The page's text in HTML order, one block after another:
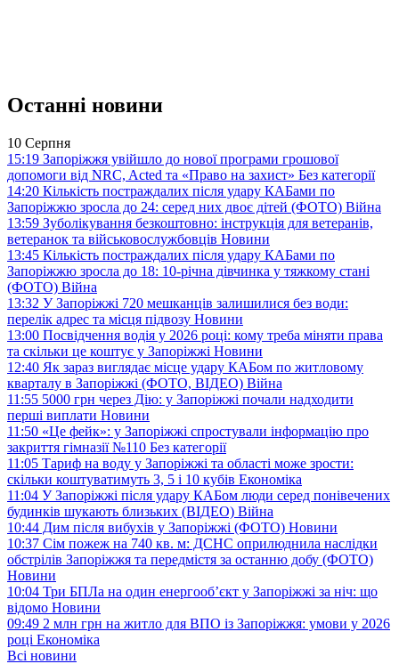
Останні новини
10 Серпня
15:19 Запоріжжя увійшло до нової програми грошової
допомоги від NRC, Acted та «Право на захист» Без категорії
14:20 Кількість постраждалих після удару КАБами по
Запоріжжю зросла до 24: серед них двоє дітей (ФОТО) Війна
13:59 Зуболікування безкоштовно: інструкція для ветеранів,
ветеранок та військовослужбовців Новини
13:45 Кількість постраждалих після удару КАБами по
Запоріжжю зросла до 18: 10-річна дівчинка у тяжкому стані
(ФОТО) Війна
13:32 У Запоріжжі 720 мешканців залишилися без води:
перелік адрес та місця підвозу Новини
13:00 Посвідчення водія у 2026 році: кому треба міняти права
та скільки це коштує у Запоріжжі Новини
12:40 Як зараз виглядає місце удару КАБом по житловому
кварталу в Запоріжжі (ФОТО, ВІДЕО) Війна
11:55 5000 грн через Дію: у Запоріжжі почали надходити
перші виплати Новини
11:50 «Це фейк»: у Запоріжжі спростували інформацію про
закриття гімназії №110 Без категорії
11:05 Тариф на воду у Запоріжжі та області може зрости:
скільки коштуватимуть 3, 5 і 10 кубів Економіка
11:04 У Запоріжжі після удару КАБом люди серед понівечених
будинків шукають близьких (ВІДЕО) Війна
10:44 Дим після вибухів у Запоріжжі (ФОТО) Новини
10:37 Сім пожеж на 740 кв. м: ДСНС оприлюднила наслідки
обстрілів Запоріжжя та передмістя за останню добу (ФОТО)
Новини
10:04 Три БПЛа на один енергооб’єкт у Запоріжжі за ніч: що
відомо Новини
09:49 2 млн грн на житло для ВПО із Запоріжжя: умови у 2026
році Економіка
Всі новини